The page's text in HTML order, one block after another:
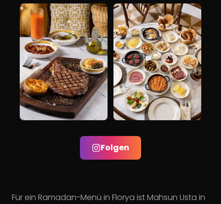
Folgen
Für ein Ramadan-Menü in Florya ist Mahsun Usta in